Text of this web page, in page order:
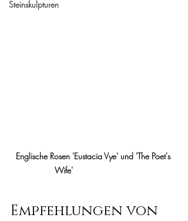
Steinskulpturen
Englische Rosen 'Eustacia Vye' und 'The Poet's
Wife'
Empfehlungen von